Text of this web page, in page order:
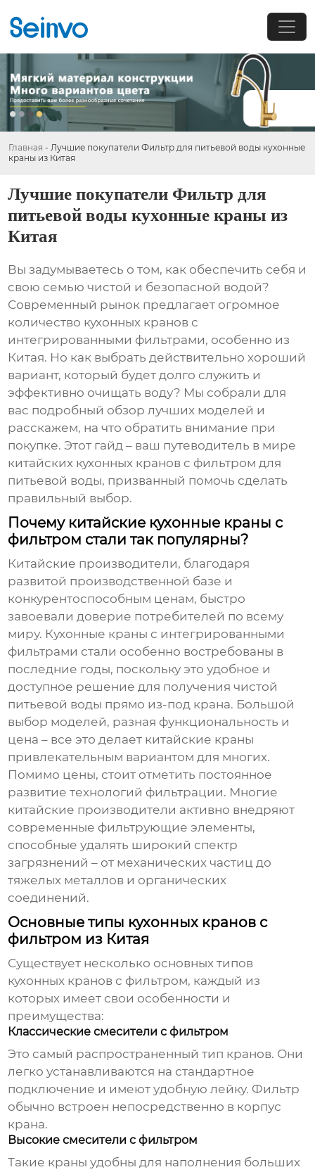
Главная - Лучшие покупатели Фильтр для питьевой воды кухонные
краны из Китая
Лучшие покупатели Фильтр для
питьевой воды кухонные краны из
Китая
Вы задумываетесь о том, как обеспечить себя и
свою семью чистой и безопасной водой?
Современный рынок предлагает огромное
количество кухонных кранов с
интегрированными фильтрами, особенно из
Китая. Но как выбрать действительно хороший
вариант, который будет долго служить и
эффективно очищать воду? Мы собрали для
вас подробный обзор лучших моделей и
расскажем, на что обратить внимание при
покупке. Этот гайд – ваш путеводитель в мире
китайских кухонных кранов с фильтром для
питьевой воды, призванный помочь сделать
правильный выбор.
Почему китайские кухонные краны с
фильтром стали так популярны?
Китайские производители, благодаря
развитой производственной базе и
конкурентоспособным ценам, быстро
завоевали доверие потребителей по всему
миру. Кухонные краны с интегрированными
фильтрами стали особенно востребованы в
последние годы, поскольку это удобное и
доступное решение для получения чистой
питьевой воды прямо из-под крана. Большой
выбор моделей, разная функциональность и
цена – все это делает китайские краны
привлекательным вариантом для многих.
Помимо цены, стоит отметить постоянное
развитие технологий фильтрации. Многие
китайские производители активно внедряют
современные фильтрующие элементы,
способные удалять широкий спектр
загрязнений – от механических частиц до
тяжелых металлов и органических
соединений.
Основные типы кухонных кранов с
фильтром из Китая
Существует несколько основных типов
кухонных кранов с фильтром, каждый из
которых имеет свои особенности и
преимущества:
Классические смесители с фильтром
Это самый распространенный тип кранов. Они
легко устанавливаются на стандартное
подключение и имеют удобную лейку. Фильтр
обычно встроен непосредственно в корпус
крана.
Высокие смесители с фильтром
Такие краны удобны для наполнения больших